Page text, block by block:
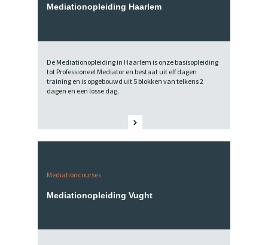
Mediationopleiding Haarlem
De Mediationopleiding in Haarlem is onze basisopleiding
tot Professioneel Mediator en bestaat uit elf dagen
training en is opgebouwd uit 5 blokken van telkens 2
dagen en een losse dag.
Mediationcourses
Mediationopleiding Vught